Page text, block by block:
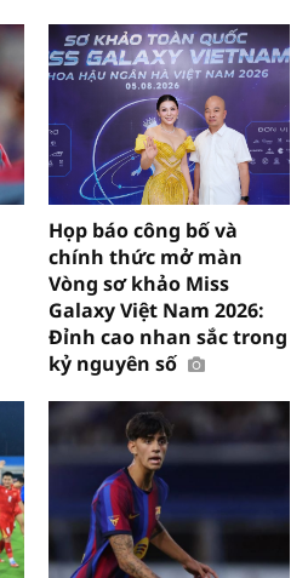
Họp báo công bố và
chính thức mở màn
Vòng sơ khảo Miss
Galaxy Việt Nam 2026:
Đỉnh cao nhan sắc trong
kỷ nguyên số